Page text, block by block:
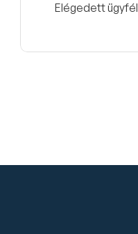
Elégedett ügyfél